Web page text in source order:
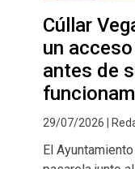
Cúllar
un
antes de
29/07/2026 |
El